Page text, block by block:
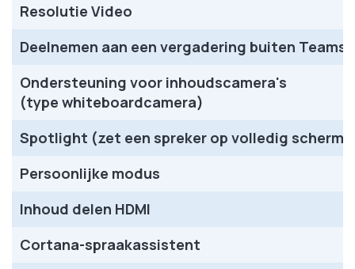
Resolutie Video
Deelnemen aan een vergadering buiten
Ondersteuning voor inhoudscamera's
(type whiteboardcamera)
Spotlight (zet een spreker op volledig scherm)
Persoonlijke modus
Inhoud delen HDMI
Cortana-spraakassistent